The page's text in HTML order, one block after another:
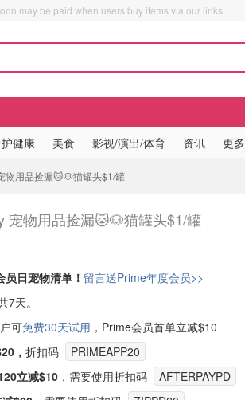
may be paid when users buy items via our links.
健康 美食 影视/演出/体育 资讯 更多
物用品捡漏🐱🐶猫罐头$1/罐
宠物用品捡漏🐱🐶猫罐头$1/罐
日宠物清单！ 留言送Prime年度会员>>
天。
可免费30天试用 ，Prime会员首单立减$10
， 折扣码
PRIMEAPP20
立减$10 ，需要使用折扣码
AFTERPAYPD